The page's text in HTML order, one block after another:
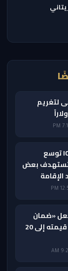
لتغريم
حتى في الرحلات الداخلية.. ICE توسع
وتستهدف بعض
«ضمان
تأشيرة الزيارة» دائمًا وترفع قيمته إلى 20